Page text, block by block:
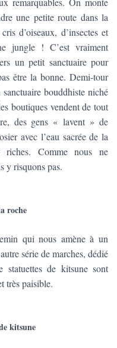
une petite route dans la
d’oiseaux, d’insectes et
jungle ! C’est vraiment
un petit sanctuaire pour
être la bonne. Demi-tour
bouddhiste niché
boutiques vendent de tout
des gens « lavent » de
avec l’eau sacrée de la
Comme nous ne
y risquons pas.
roche
qui nous amène à un
série de marches, dédié
statuettes de kitsune sont
très paisible.
kitsune